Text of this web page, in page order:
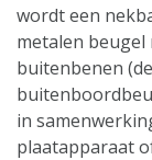
wordt een
metalen
buitenbenen
in
plaatapparaat